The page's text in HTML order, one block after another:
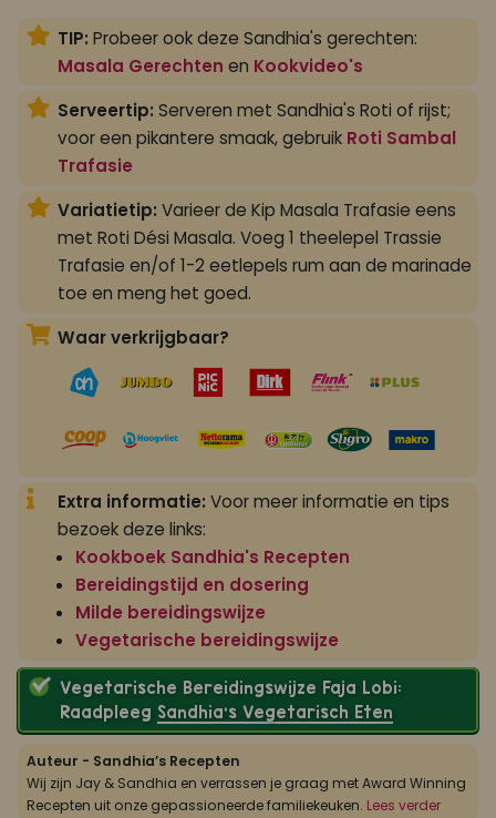
TIP: Probeer ook deze Sandhia's gerechten:
Masala Gerechten en Kookvideo's
Serveertip: Serveren met Sandhia's Roti of rijst;
voor een pikantere smaak, gebruik Roti Sambal
Trafasie
Variatietip: Varieer de Kip Masala Trafasie eens
met Roti Dési Masala. Voeg 1 theelepel Trassie
Trafasie en/of 1-2 eetlepels rum aan de marinade
toe en meng het goed.
Waar verkrijgbaar?
Extra informatie: Voor meer informatie en tips
bezoek deze links:
Kookboek Sandhia's Recepten
Bereidingstijd en dosering
Milde bereidingswijze
Vegetarische bereidingswijze
Vegetarische Bereidingswijze Faja Lobi:
Raadpleeg Sandhia’s Vegetarisch Eten
Auteur - Sandhia’s Recepten
Wij zijn Jay & Sandhia en verrassen je graag met Award Winning
Recepten uit onze gepassioneerde familiekeuken. Lees verder